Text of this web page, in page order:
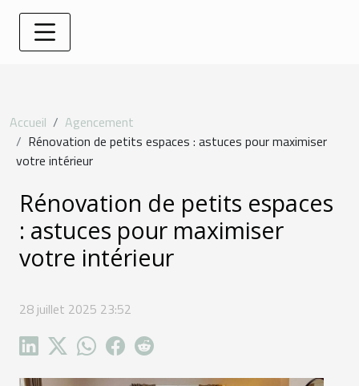
Accueil
Agencement
Rénovation de petits espaces : astuces pour maximiser
votre intérieur
Rénovation de petits espaces
: astuces pour maximiser
votre intérieur
28 juillet 2025 23:52